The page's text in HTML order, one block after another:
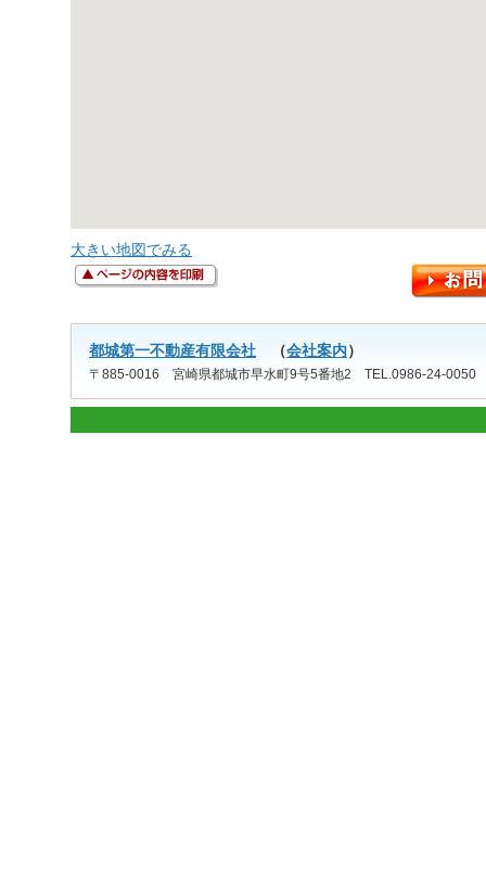
大きい地図でみる
都城第一不動産有限会社 （会社案内）
〒885-0016 宮崎県都城市早水町9号5番地2 TEL.0986-24-0050